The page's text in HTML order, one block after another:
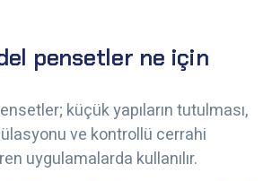
pensetler ne için
küçük yapıların tutulması,
ve kontrollü cerrahi
uygulamalarda kullanılır.